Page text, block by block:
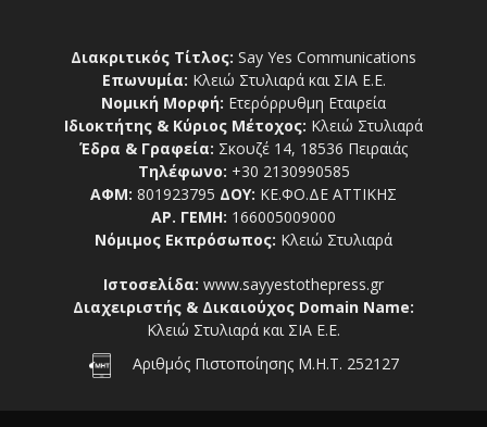
Διακριτικός Τίτλος: Say Yes Communications
Επωνυμία: Κλειώ Στυλιαρά και ΣΙΑ Ε.Ε.
Νομική Μορφή: Ετερόρρυθμη Εταιρεία
Ιδιοκτήτης & Κύριος Μέτοχος: Κλειώ Στυλιαρά
Έδρα & Γραφεία: Σκουζέ 14, 18536 Πειραιάς
Τηλέφωνο: +30 2130990585
ΑΦΜ: 801923795 ΔΟΥ: ΚΕ.ΦΟ.ΔΕ ΑΤΤΙΚΗΣ
ΑΡ. ΓΕΜΗ: 166005009000
Νόμιμος Εκπρόσωπος: Κλειώ Στυλιαρά
Ιστοσελίδα: www.sayyestothepress.gr
Διαχειριστής & Δικαιούχος Domain Name:
Κλειώ Στυλιαρά και ΣΙΑ Ε.Ε.
Αριθμός Πιστοποίησης Μ.Η.Τ. 252127